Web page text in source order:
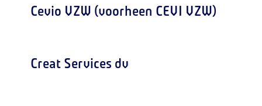
Cevio VZW (voorheen CEVI VZW)
Creat Services dv